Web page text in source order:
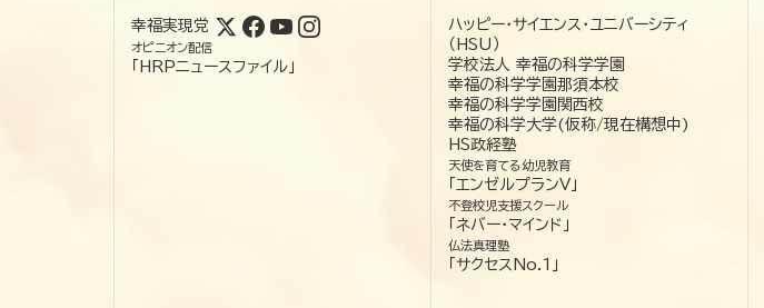
幸福実現党
オピニオン配信
「HRPニュースファイル」
ハッピー・サイエンス・ユニバーシティ
（HSU）
学校法人 幸福の科学学園
幸福の科学学園那須本校
幸福の科学学園関西校
幸福の科学大学(仮称/現在構想中)
HS政経塾
天使を育てる幼児教育
「エンゼルプランV」
不登校児支援スクール
「ネバー・マインド」
仏法真理塾
「サクセスNo.1」